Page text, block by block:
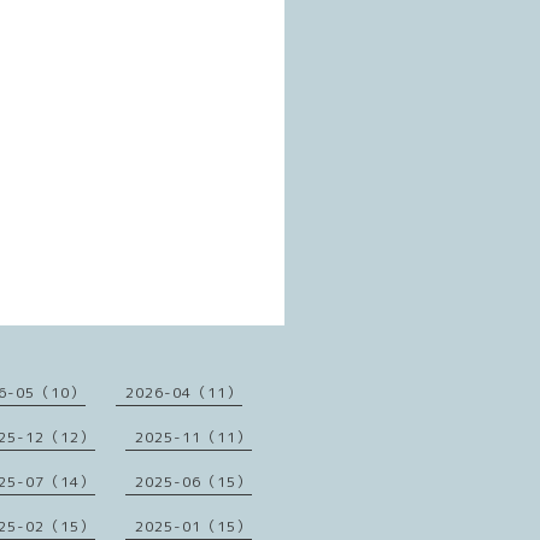
05（10） 2026-04（11）
12（12） 2025-11（11）
07（14） 2025-06（15）
02（15） 2025-01（15）